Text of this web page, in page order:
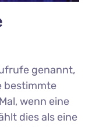
genannt,
bestimmte
wenn eine
dies als eine